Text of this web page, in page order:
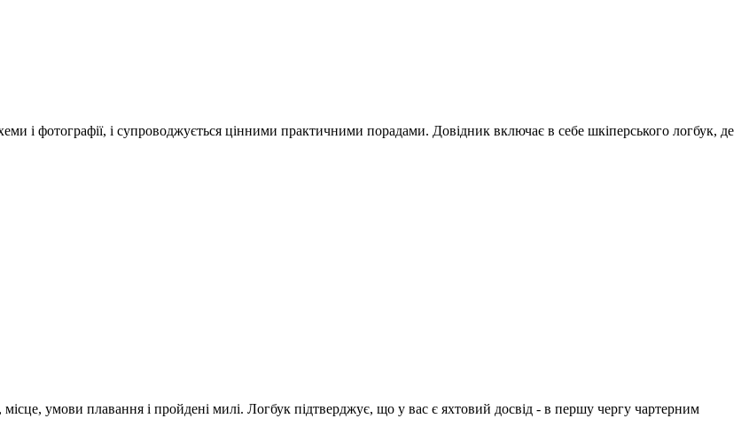
і фотографії, і супроводжується цінними практичними порадами. Довідник включає в себе шкіперського логбук, де
умови плавання і пройдені милі. Логбук підтверджує, що у вас є яхтовий досвід - в першу чергу чартерним